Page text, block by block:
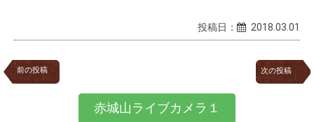
投稿日： 2018.03.01
前の投稿 次の投稿
赤城山ライブカメラ１